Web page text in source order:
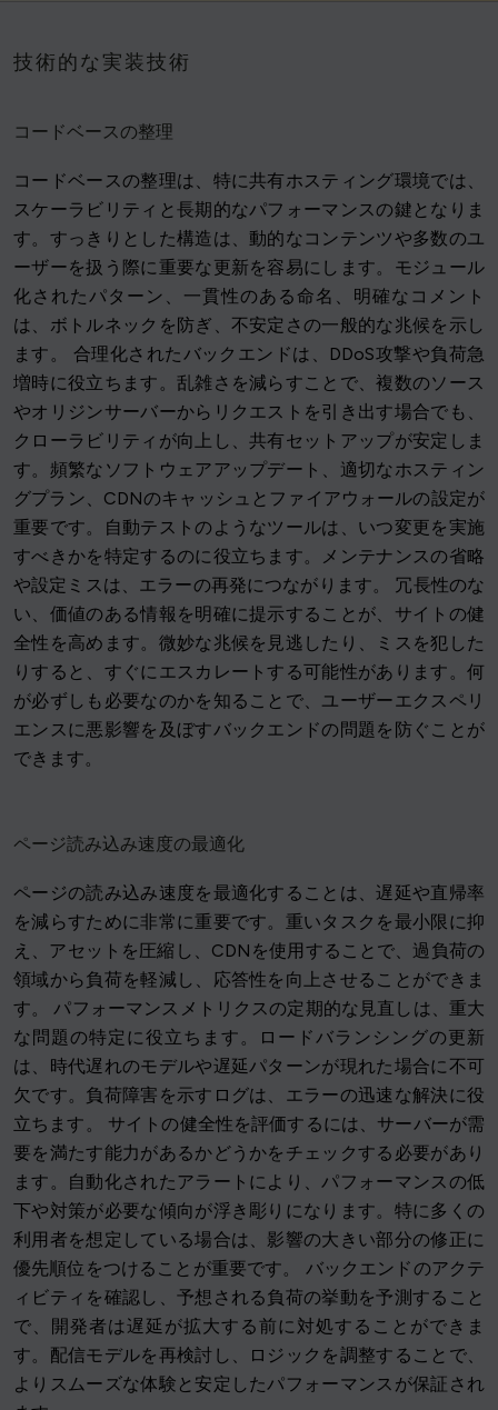
技術的な実装技術
コードベースの整理
コードベースの整理は、特に共有ホスティング環境では、
スケーラビリティと長期的なパフォーマンスの鍵となりま
す。すっきりとした構造は、動的なコンテンツや多数のユ
ーザーを扱う際に重要な更新を容易にします。モジュール
化されたパターン、一貫性のある命名、明確なコメント
は、ボトルネックを防ぎ、不安定さの一般的な兆候を示し
ます。 合理化されたバックエンドは、DDoS攻撃や負荷急
増時に役立ちます。乱雑さを減らすことで、複数のソース
やオリジンサーバーからリクエストを引き出す場合でも、
クローラビリティが向上し、共有セットアップが安定しま
す。頻繁なソフトウェアアップデート、適切なホスティン
グプラン、CDNのキャッシュとファイアウォールの設定が
重要です。自動テストのようなツールは、いつ変更を実施
すべきかを特定するのに役立ちます。メンテナンスの省略
や設定ミスは、エラーの再発につながります。 冗長性のな
い、価値のある情報を明確に提示することが、サイトの健
全性を高めます。微妙な兆候を見逃したり、ミスを犯した
りすると、すぐにエスカレートする可能性があります。何
が必ずしも必要なのかを知ることで、ユーザーエクスペリ
エンスに悪影響を及ぼすバックエンドの問題を防ぐことが
できます。
ページ読み込み速度の最適化
ページの読み込み速度を最適化することは、遅延や直帰率
を減らすために非常に重要です。重いタスクを最小限に抑
え、アセットを圧縮し、CDNを使用することで、過負荷の
領域から負荷を軽減し、応答性を向上させることができま
す。 パフォーマンスメトリクスの定期的な見直しは、重大
な問題の特定に役立ちます。ロードバランシングの更新
は、時代遅れのモデルや遅延パターンが現れた場合に不可
欠です。負荷障害を示すログは、エラーの迅速な解決に役
立ちます。 サイトの健全性を評価するには、サーバーが需
要を満たす能力があるかどうかをチェックする必要があり
ます。自動化されたアラートにより、パフォーマンスの低
下や対策が必要な傾向が浮き彫りになります。特に多くの
利用者を想定している場合は、影響の大きい部分の修正に
優先順位をつけることが重要です。 バックエンドのアクテ
ィビティを確認し、予想される負荷の挙動を予測すること
で、開発者は遅延が拡大する前に対処することができま
す。配信モデルを再検討し、ロジックを調整することで、
よりスムーズな体験と安定したパフォーマンスが保証され